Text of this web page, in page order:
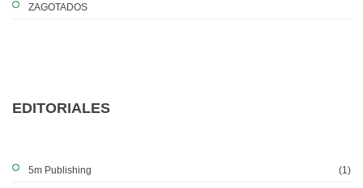
ZAGOTADOS
EDITORIALES
5m Publishing (1)